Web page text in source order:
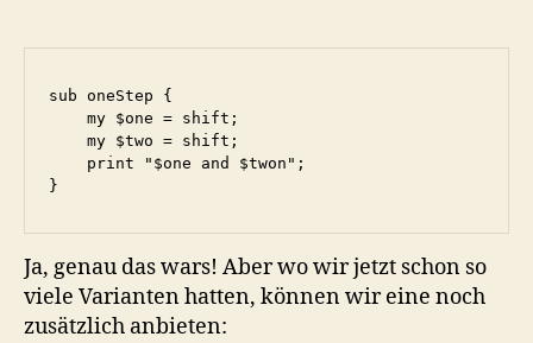
sub oneStep {
    my $one = shift;
    my $two = shift;
    print "$one and $twon";
}
Ja, genau das wars! Aber wo wir jetzt schon so
viele Varianten hatten, können wir eine noch
zusätzlich anbieten: